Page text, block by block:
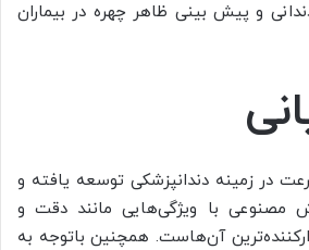
و پیش بینی ظاهر چهره در بیماران
در زمینه دندانپزشکی توسعه یافته و
مصنوعی با ویژگی‌هایی مانند دقت و
آن‌هاست. همچنین باتوجه به